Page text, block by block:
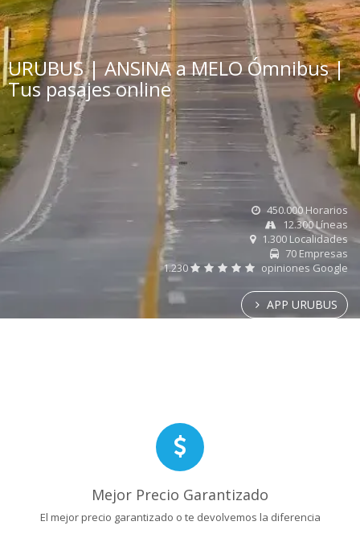
URUBUS | ANSINA a MELO Ómnibus |
Tus pasajes online
450.000 Horarios
12.300 Líneas
1.300 Localidades
70 Empresas
1.230
opiniones Google
APP URUBUS
Mejor Precio Garantizado
El mejor precio garantizado o te devolvemos la diferencia